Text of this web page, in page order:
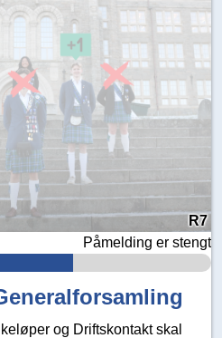
R7
Påmelding er stengt
og Driftskontakt skal